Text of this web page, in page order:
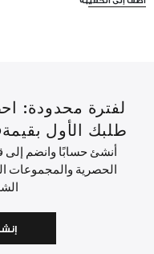
طلبك الأول بقيمة60 درهم إماراتي أو أكثر.
أنشئ حسابًا وانضم إلى
الحصرية والمجموعات